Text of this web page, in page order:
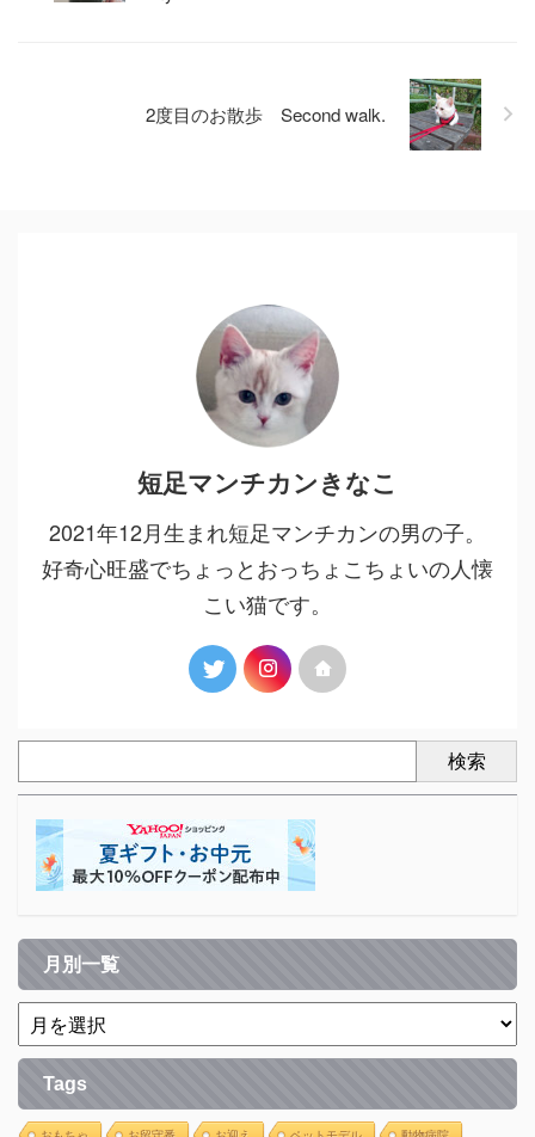
2度目のお散歩 Second walk.
短足マンチカンきなこ
2021年12月生まれ短足マンチカンの男の子。
好奇心旺盛でちょっとおっちょこちょいの人懐
こい猫です。
検索
月別一覧
Tags